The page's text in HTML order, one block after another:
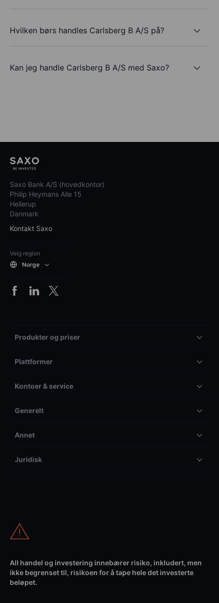
Hvilken børs handles Carlsberg B A/S på?
Kan jeg handle Carlsberg B A/S med Saxo?
Saxo Bank A/S (hovedkontor)
Philip Heymans Alle 15
Hellerup
Danmark
Kontakt Saxo
Velg region
Norge
Produkter og priser
Plattformer
Kontoer & service
Generelt
Annet
Juridisk
All handel og investering innebærer risiko, inkludert, men
ikke begrenset til, risikoen for å tape hele det investerte
beløpet.